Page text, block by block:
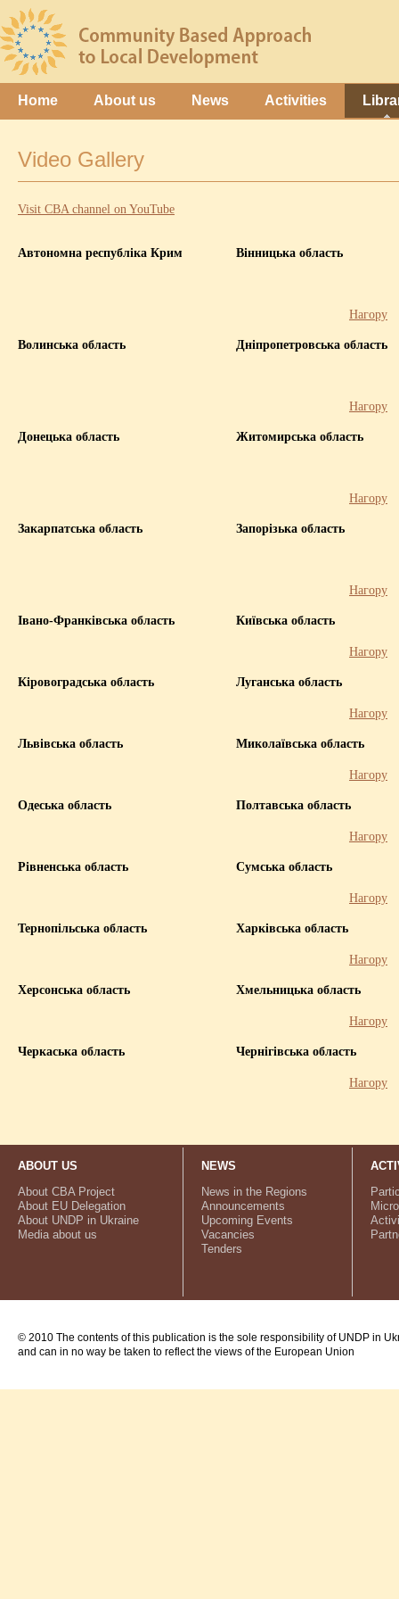
Home About us News Activities
Video Gallery
Visit CBA channel on YouTube
Автономна республіка Крим Вінницька область
Нагору
Волинська область Дніпропетровська область
Нагору
Донецька область Житомирська область
Нагору
Закарпатська область Запорізька область
Нагору
Івано-Франківська область Київська область
Нагору
Кіровоградська область Луганська область
Нагору
Львівська область Миколаївська область
Нагору
Одеська область Полтавська область
Нагору
Рівненська область Сумська область
Нагору
Тернопільська область Харківська область
Нагору
Херсонська область Хмельницька область
Нагору
Черкаська область Чернігівська область
Нагору
ABOUT US
About CBA Project
About EU Delegation
About UNDP in Ukraine
Media about us
NEWS
News in the Regions
Announcements
Upcoming Events
Vacancies
Tenders
© 2010 The contents of this publication is the sole responsibility of UNDP in
and can in no way be taken to reflect the views of the European Union